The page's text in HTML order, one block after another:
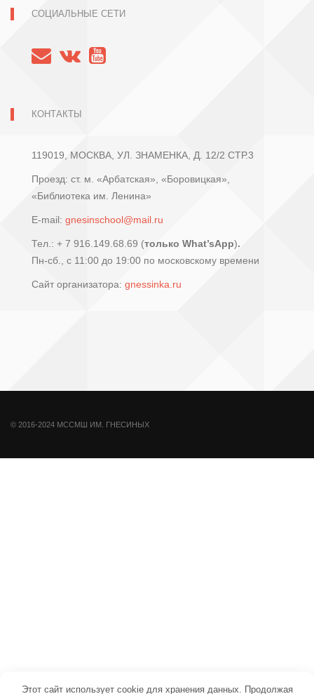
СОЦИАЛЬНЫЕ СЕТИ
КОНТАКТЫ
119019, МОСКВА, УЛ. ЗНАМЕНКА, Д. 12/2 СТР.3
Проезд: ст. м. «Арбатская», «Боровицкая»,
«Библиотека им. Ленина»
E-mail: gnesinschool@mail.ru
Тел.: + 7 916.149.68.69 (только What’sApp).
Пн-сб., с 11:00 до 19:00 по московскому времени
Сайт организатора: gnessinka.ru
© 2016-2024 МССМШ ИМ. ГНЕСИНЫХ
Этот сайт использует cookie для хранения данных. Продолжая